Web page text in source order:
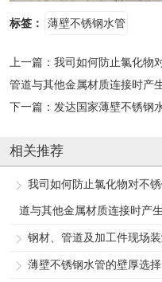
标签： 薄壁不锈钢水管
上一篇： 我司如何防止氯化物
管道与其他金属材质连接时产
下一篇： 发达国家薄壁不锈钢
相关推荐
我司如何防止氯化物对不
道与其他金属材质连接时产
钢材、管道及加工件现场
薄壁不锈钢水管的壁厚选择